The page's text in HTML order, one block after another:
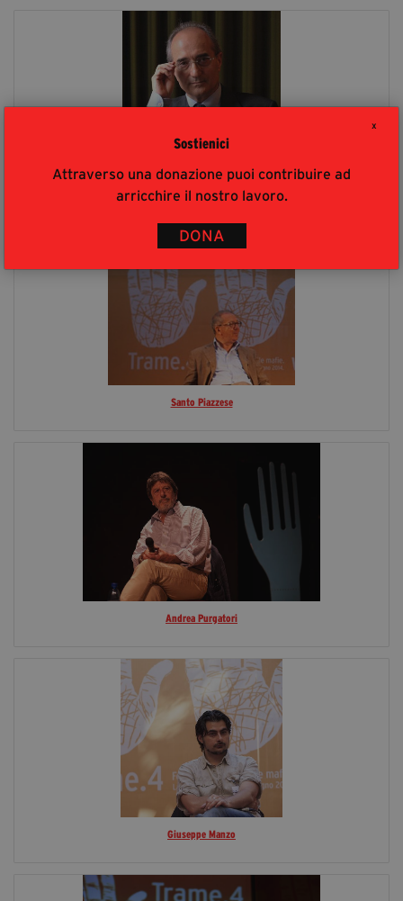
X
Sostienici
Attraverso una donazione puoi contribuire ad
arricchire il nostro lavoro.
DONA
Vincenzo Macrì
Santo Piazzese
Andrea Purgatori
Giuseppe Manzo